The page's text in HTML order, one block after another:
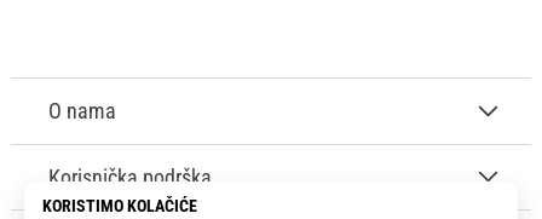
O nama
Korisnička podrška